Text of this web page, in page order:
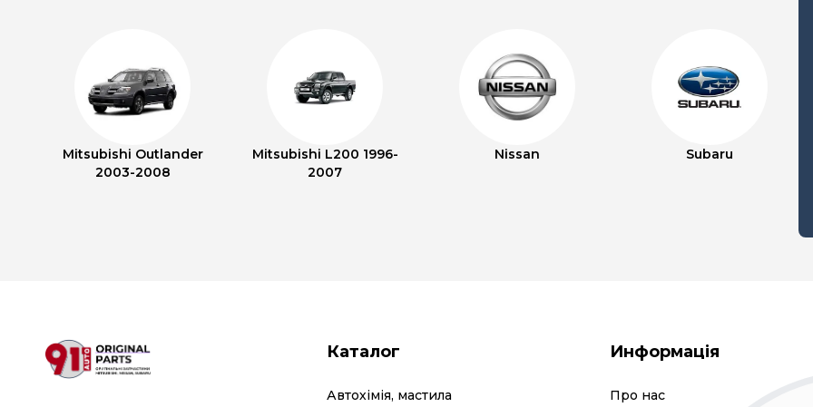
Mitsubishi Outlander
2003-2008
Mitsubishi L200 1996-
2007
Nissan Subaru
Каталог
Автохімія, мастила
Информація
Про нас